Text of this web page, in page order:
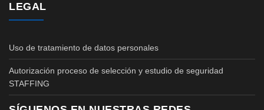
LEGAL
Uso de tratamiento de datos personales
Autorización proceso de selección y estudio de seguridad
STAFFING